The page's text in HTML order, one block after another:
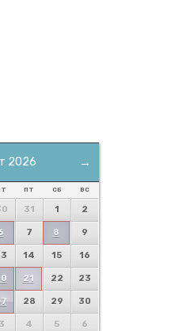
→
2026
ПТ СБ ВС
31 1 2
7 8 9
14 15 16
21 22 23
28 29 30
3 4 5 6